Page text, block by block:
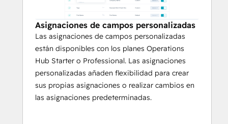
Asignaciones de campos personalizadas
Las asignaciones de campos personalizadas
están disponibles con los planes Operations
Hub Starter o Professional. Las asignaciones
personalizadas añaden flexibilidad para crear
sus propias asignaciones o realizar cambios en
las asignaciones predeterminadas.